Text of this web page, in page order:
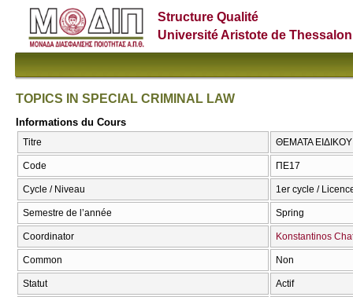
Structure Qualité
Université Aristote de
TOPICS IN SPECIAL CRIMINAL LAW
Informations du Cours
Titre ΘΕΜΑΤΑ ΕΙΔΙΚΟΥ
Code ΠΕ17
Cycle / Niveau 1er cycle /
Semestre de l’année Spring
Coordinator Konstantinos
Common Non
Statut Actif